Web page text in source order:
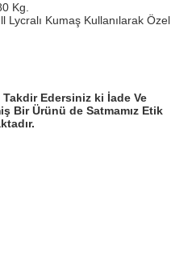
Kg.
Kumaş Kullanılarak Özel
Takdir Edersiniz ki İade Ve
Bir Ürünü de Satmamız Etik